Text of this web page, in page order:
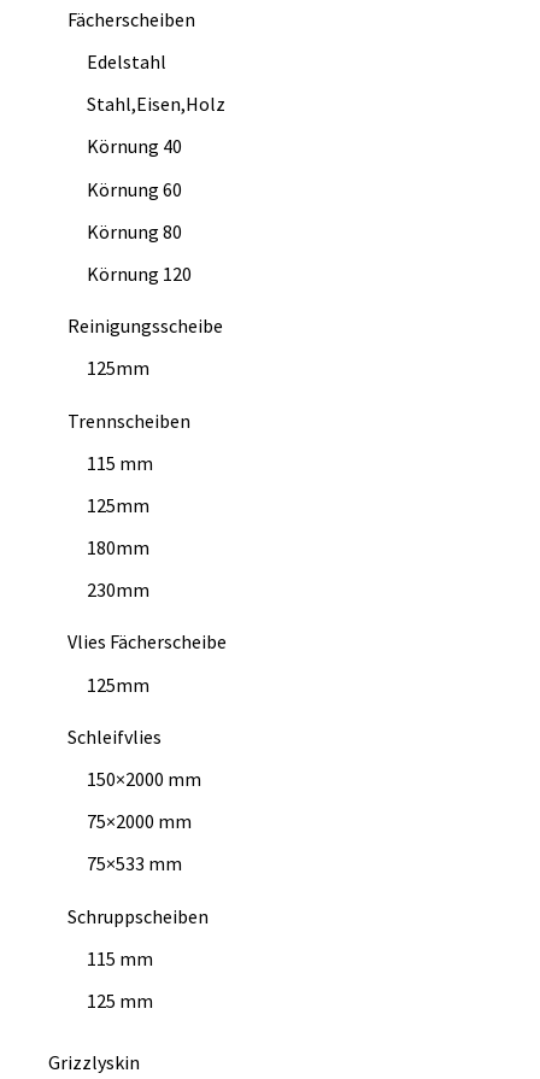
Fächerscheiben
Edelstahl
Stahl,Eisen,Holz
Körnung 40
Körnung 60
Körnung 80
Körnung 120
Reinigungsscheibe
125mm
Trennscheiben
115 mm
125mm
180mm
230mm
Vlies Fächerscheibe
125mm
Schleifvlies
150×2000 mm
75×2000 mm
75×533 mm
Schruppscheiben
115 mm
125 mm
Grizzlyskin